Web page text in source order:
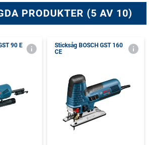
PRODUKTER (5 AV 10)
90 E
Sticksåg BOSCH GST 160
CE